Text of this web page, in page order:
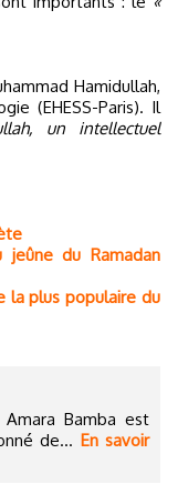
Hamidullah,
(EHESS-Paris). Il
un intellectuel
du Ramadan
la plus populaire du
Bamba est
de... En savoir